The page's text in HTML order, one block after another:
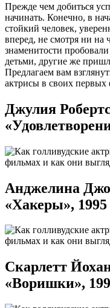
Прежде чем добиться
начинать. Конечно, в
стойкий человек,
вперед, не смотря ни на
знаменитости пробовали
детьми, другие же
Предлагаем вам
актрисы в своих первых
Джулия Робертс
Анджелина
«Хакеры», 1995
Скарлетт
«Воришки»,